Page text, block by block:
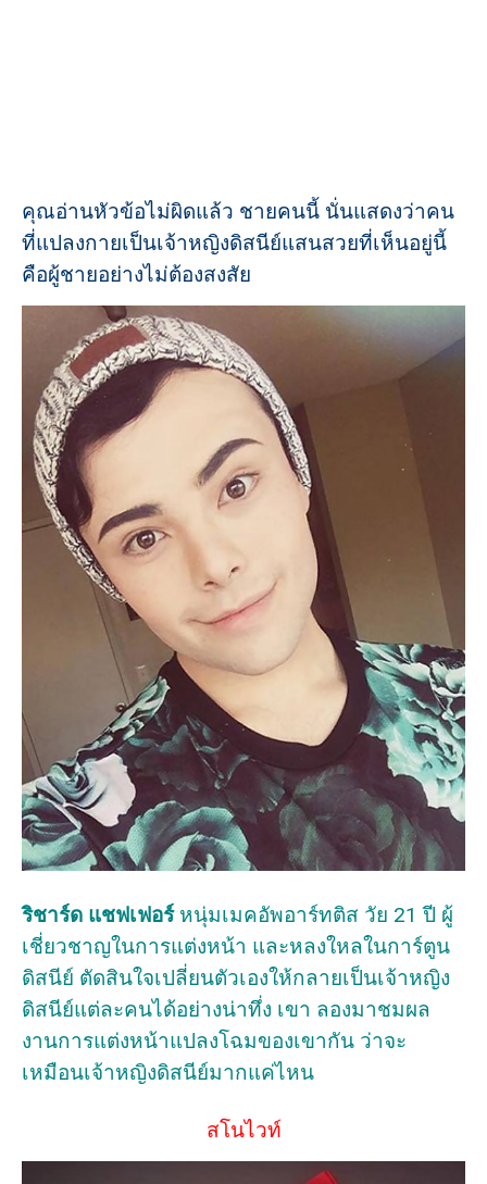
คุณอ่านหัวข้อไม่ผิดแล้ว ชายคนนี้ นั่นแสดงว่าคน
ที่แปลงกายเป็นเจ้าหญิงดิสนีย์แสนสวยที่เห็นอยู่นี้
คือผู้ชายอย่างไม่ต้องสงสัย
ริชาร์ด แชฟเฟอร์หนุ่มเมคอัพอาร์ทติส วัย 21 ปี ผู้
เชี่ยวชาญในการแต่งหน้า และหลงใหลในการ์ตูน
ดิสนีย์ ตัดสินใจเปลี่ยนตัวเองให้กลายเป็นเจ้าหญิง
ดิสนีย์แต่ละคนได้อย่างน่าทึ่ง เขา ลองมาชมผล
งานการแต่งหน้าแปลงโฉมของเขากัน ว่าจะ
เหมือนเจ้าหญิงดิสนีย์มากแค่ไหน
สโนไวท์